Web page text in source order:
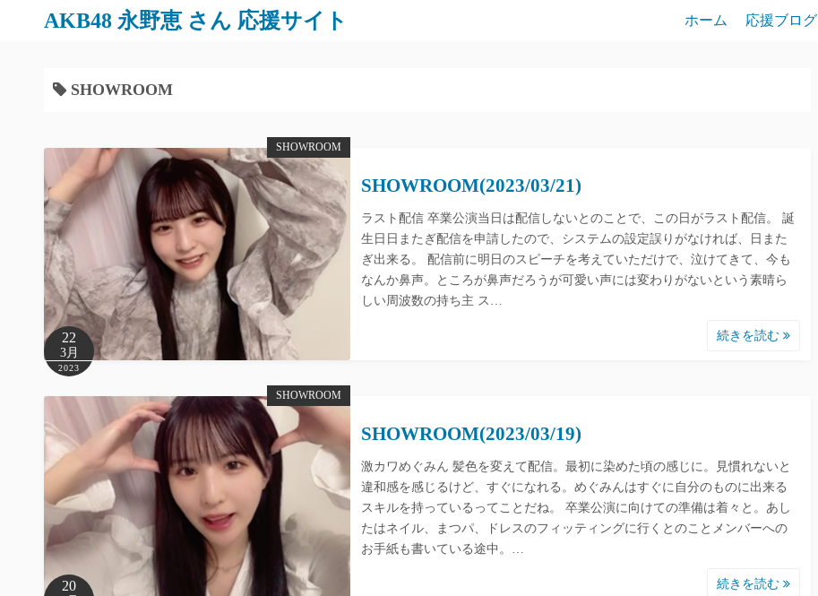
AKB48 永野恵 さん 応援サイト ホーム 応援ブログ
SHOWROOM
SHOWROOM
22
3月
2023
SHOWROOM(2023/03/21)
ラスト配信 卒業公演当日は配信しないとのことで、この日がラスト配信。 誕
生日日またぎ配信を申請したので、システムの設定誤りがなければ、日また
ぎ出来る。 配信前に明日のスピーチを考えていただけで、泣けてきて、今も
なんか鼻声。ところが鼻声だろうが可愛い声には変わりがないという素晴ら
しい周波数の持ち主 ス…
続きを読む
SHOWROOM
20
SHOWROOM(2023/03/19)
激カワめぐみん 髪色を変えて配信。最初に染めた頃の感じに。見慣れないと
違和感を感じるけど、すぐになれる。めぐみんはすぐに自分のものに出来る
スキルを持っているってことだね。 卒業公演に向けての準備は着々と。あし
たはネイル、まつパ、ドレスのフィッティングに行くとのことメンバーへの
お手紙も書いている途中。…
続きを読む